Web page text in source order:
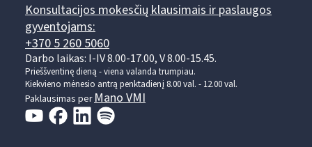
Konsultacijos mokesčių klausimais ir paslaugos
gyventojams:
+370 5 260 5060
Darbo laikas: I-IV 8.00-17.00, V 8.00-15.45.
Prieššventinę dieną - viena valanda trumpiau.
Kiekvieno mėnesio antrą penktadienį 8.00 val. - 12.00 val.
Paklausimas per Mano VMI